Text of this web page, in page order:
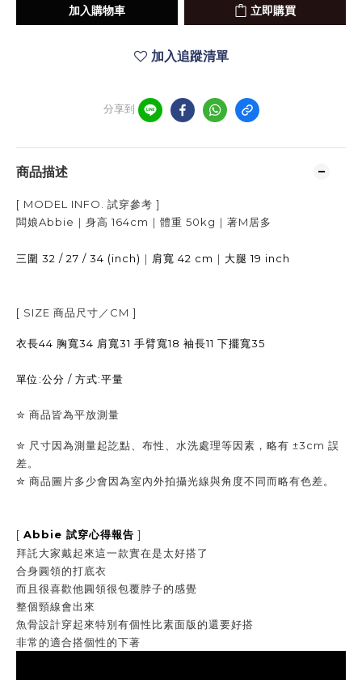
加入購物車 立即購買
加入追蹤清單
分享到
商品描述
[ MODEL INFO. 試穿參考 ]
闆娘Abbie｜身高 164cm ｜體重 50kg ｜著M居多
三圍 32 / 27 / 34 (inch) ｜ 肩寬 42 cm ｜ 大腿 19 inch
[ SIZE 商品尺寸／ CM ]
衣長44 胸寬34 肩寬31 手臂寬18 袖長11 下擺寬35
單位:公分 / 方式:平量
✮ 商品皆為平放測量
✮ 尺寸因為測量起訖點、布性、水洗處理等因素，略有 ±3cm 誤
差。
✮ 商品圖片多少會因為室內外拍攝光線與角度不同而略有色差。
[ Abbie 試穿心得報告 ]
拜託大家戴起來這一款實在是太好搭了
合身圓領的打底衣
而且很喜歡他圓領很包覆脖子的感覺
整個頸線會出來
魚骨設計穿起來特別有個性比素面版的還要好搭
非常的適合搭個性的下著